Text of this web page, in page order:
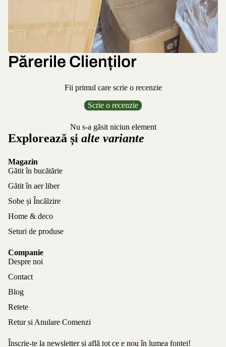
Părerile Clienților
Fii primul care scrie o recenzie
Scrie o recenzie
Nu s-a găsit niciun element
Explorează și alte variante
Magazin
Gătit în bucătărie
Gătit în aer liber
Sobe și Încălzire
Home & deco
Seturi de produse
Companie
Despre noi
Contact
Blog
Retete
Retur si Anulare Comenzi
Înscrie-te la newsletter și află tot ce e nou în lumea fontei!